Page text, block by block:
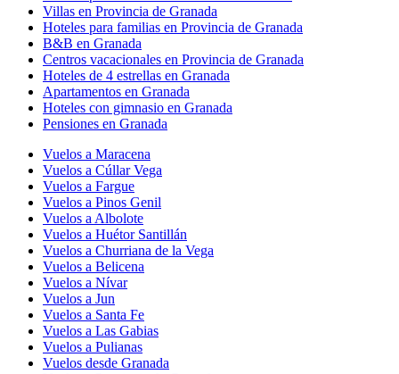
Villas en Provincia de Granada
Hoteles para familias en Provincia de Granada
B&B en Granada
Centros vacacionales en Provincia de Granada
Hoteles de 4 estrellas en Granada
Apartamentos en Granada
Hoteles con gimnasio en Granada
Pensiones en Granada
Vuelos a Maracena
Vuelos a Cúllar Vega
Vuelos a Fargue
Vuelos a Pinos Genil
Vuelos a Albolote
Vuelos a Huétor Santillán
Vuelos a Churriana de la Vega
Vuelos a Belicena
Vuelos a Nívar
Vuelos a Jun
Vuelos a Santa Fe
Vuelos a Las Gabias
Vuelos a Pulianas
Vuelos desde Granada